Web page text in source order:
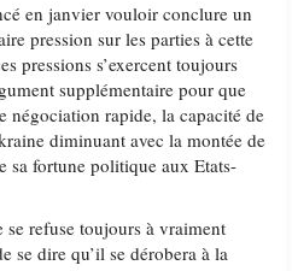
en janvier vouloir conclure un
pression sur les parties à cette
pressions s’exercent toujours
supplémentaire pour que
négociation rapide, la capacité de
diminuant avec la montée de
sa fortune politique aux Etats-
se refuse toujours à vraiment
se dire qu’il se dérobera à la